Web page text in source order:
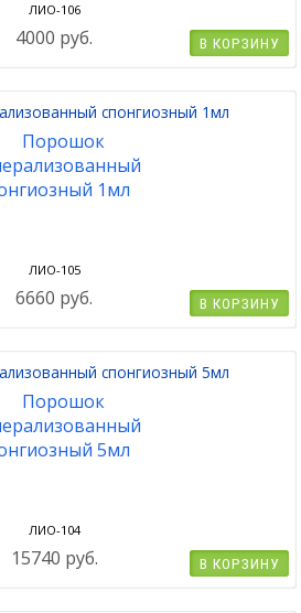
ЛИО-106
4000 руб. В КОРЗИНУ
спонгиозный 1мл
ЛИО-105
6660 руб. В КОРЗИНУ
спонгиозный 5мл
ЛИО-104
15740 руб. В КОРЗИНУ